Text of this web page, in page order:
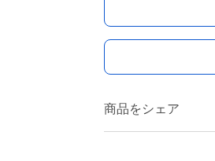
商品をシェア